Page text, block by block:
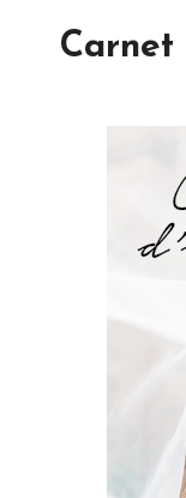
Carnet